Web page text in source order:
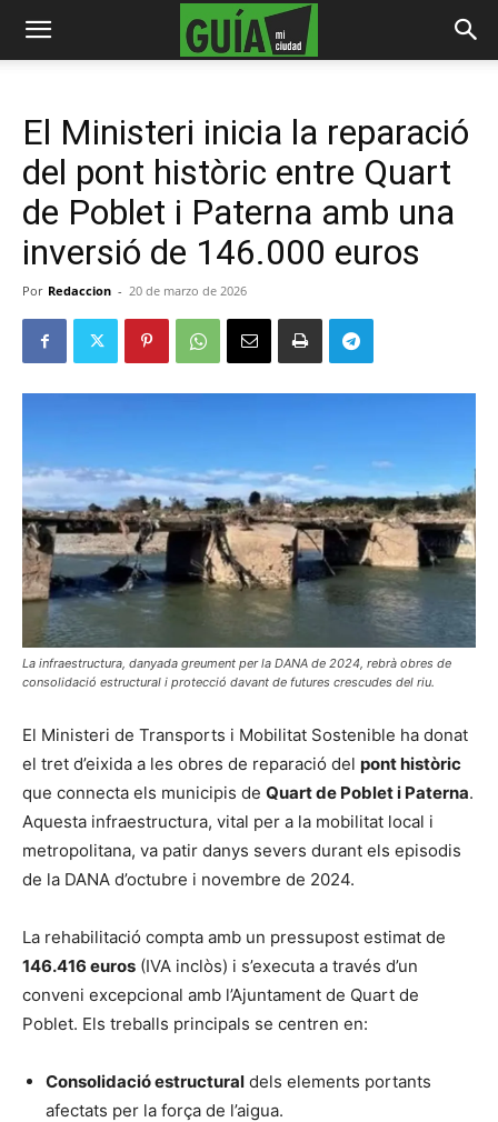
El Ministeri inicia la reparació
del pont històric entre Quart
de Poblet i Paterna amb una
inversió de 146.000 euros
Por Redaccion - 20 de marzo de 2026
La infraestructura, danyada greument per la DANA de 2024, rebrà obres de
consolidació estructural i protecció davant de futures crescudes del riu.
El Ministeri de Transports i Mobilitat Sostenible ha donat
el tret d’eixida a les obres de reparació del pont històric
que connecta els municipis de Quart de Poblet i Paterna.
Aquesta infraestructura, vital per a la mobilitat local i
metropolitana, va patir danys severs durant els episodis
de la DANA d’octubre i novembre de 2024.
La rehabilitació compta amb un pressupost estimat de
146.416 euros (IVA inclòs) i s’executa a través d’un
conveni excepcional amb l’Ajuntament de Quart de
Poblet. Els treballs principals se centren en:
Consolidació estructural dels elements portants
afectats per la força de l’aigua.